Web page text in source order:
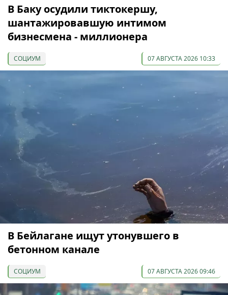
В Баку осудили тиктокершу,
шантажировавшую интимом
бизнесмена - миллионера
СОЦИУМ 07 АВГУСТА 2026 10:33
В Бейлагане ищут утонувшего в
бетонном канале
СОЦИУМ 07 АВГУСТА 2026 09:46